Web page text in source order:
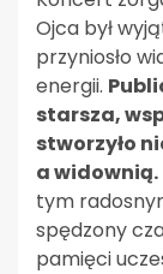
Ojca był
przyniosło
energii.
starsza,
stworzyło
a widownią.
tym
spędzony
pamięci